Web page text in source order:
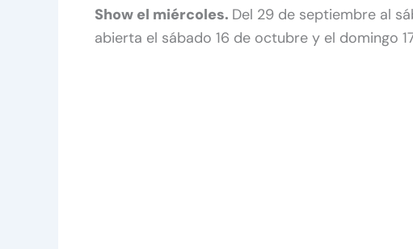
Show el miércoles. Del 29 de septiembre al
abierta el sábado 16 de octubre y el domingo